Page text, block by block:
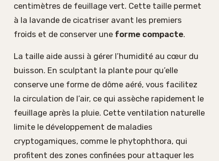
centimètres de feuillage vert. Cette taille permet
à la lavande de cicatriser avant les premiers
froids et de conserver une forme compacte.
La taille aide aussi à gérer l’humidité au cœur du
buisson. En sculptant la plante pour qu’elle
conserve une forme de dôme aéré, vous facilitez
la circulation de l’air, ce qui assèche rapidement le
feuillage après la pluie. Cette ventilation naturelle
limite le développement de maladies
cryptogamiques, comme le phytophthora, qui
profitent des zones confinées pour attaquer les